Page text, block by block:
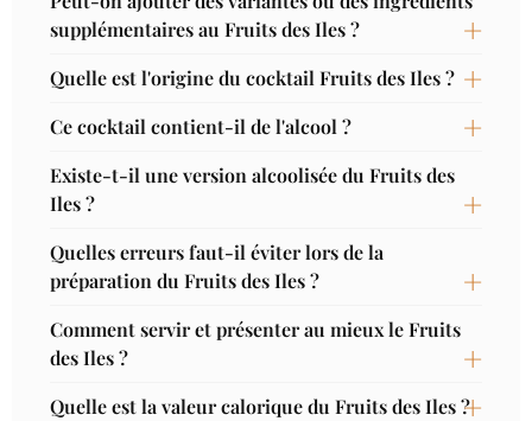
supplémentaires au Fruits des Iles ?
Quelle est l'origine du cocktail Fruits des Iles ?
Ce cocktail contient-il de l'alcool ?
Existe-t-il une version alcoolisée du Fruits des
Iles ?
Quelles erreurs faut-il éviter lors de la
préparation du Fruits des Iles ?
Comment servir et présenter au mieux le Fruits
des Iles ?
Quelle est la valeur calorique du Fruits des Iles ?